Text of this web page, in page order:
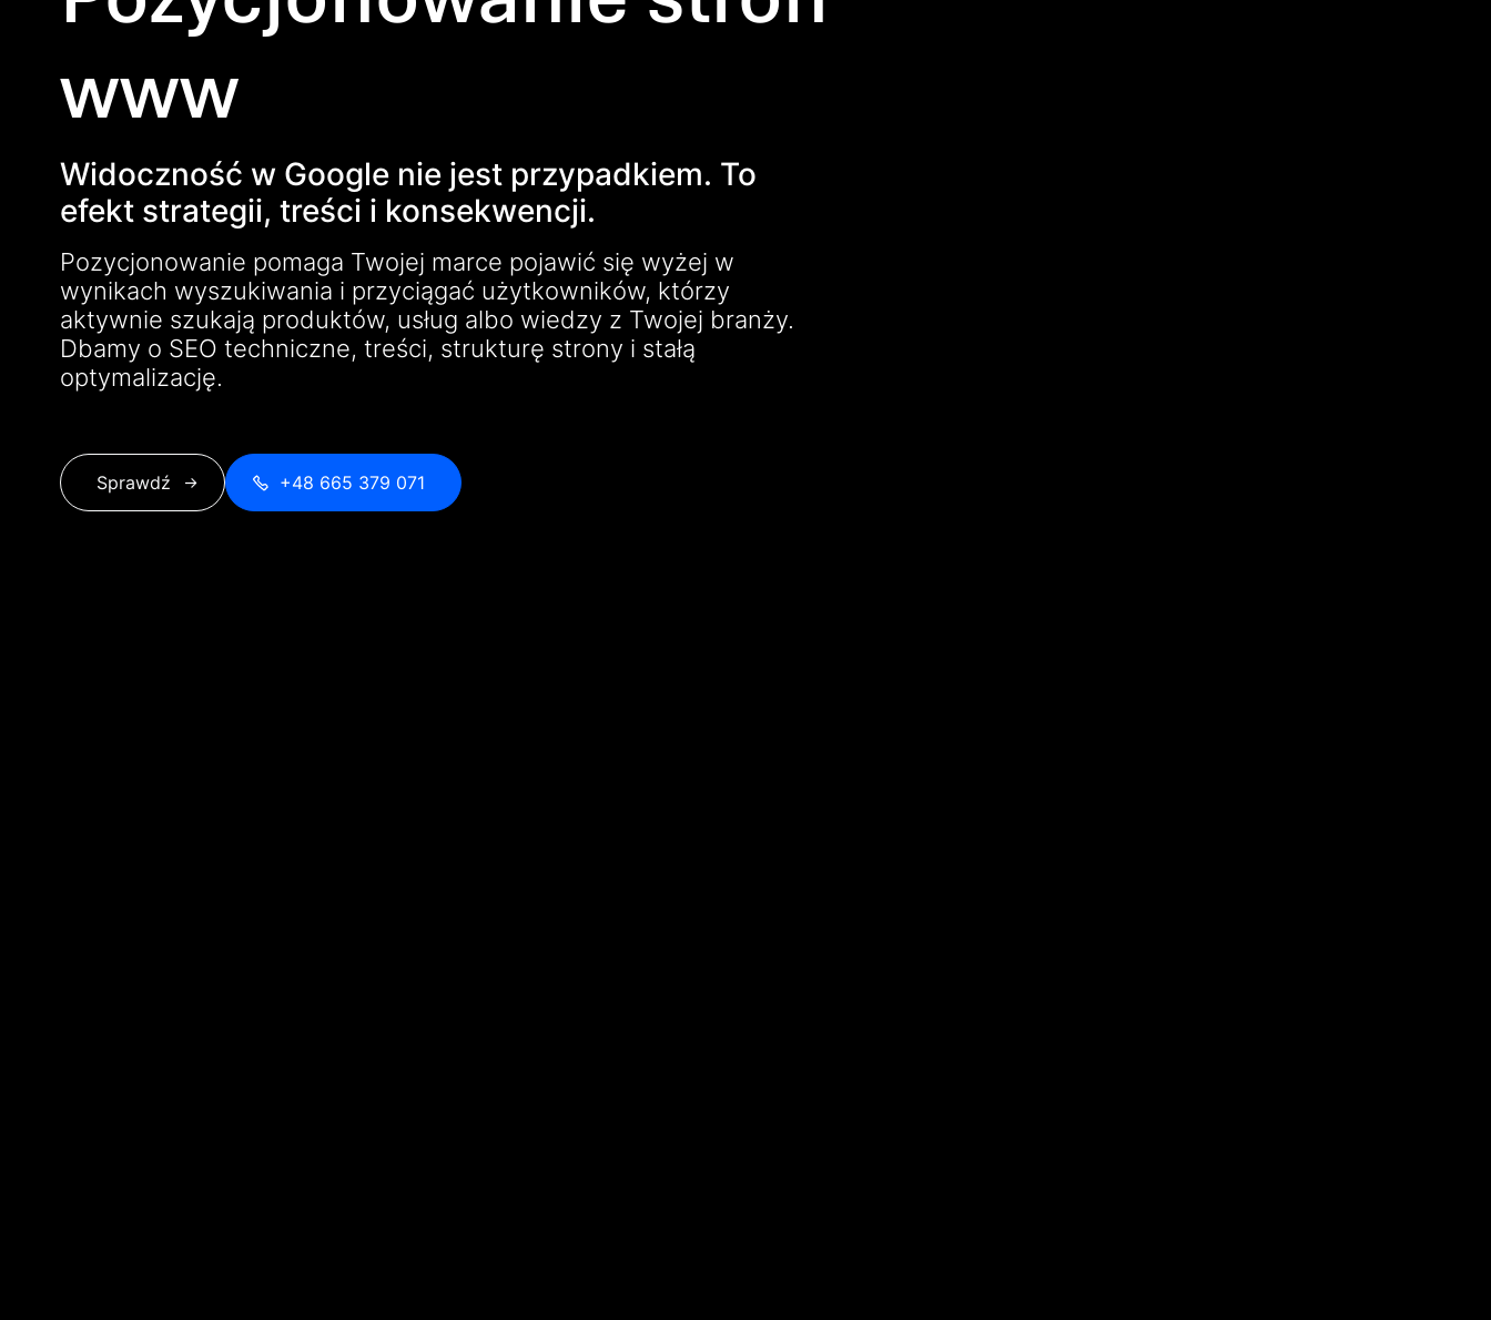
www
Widoczność w Google nie jest przypadkiem. To
efekt strategii, treści i konsekwencji.
Pozycjonowanie pomaga Twojej marce pojawić się wyżej w
wynikach wyszukiwania i przyciągać użytkowników, którzy
aktywnie szukają produktów, usług albo wiedzy z Twojej branży.
Dbamy o SEO techniczne, treści, strukturę strony i stałą
optymalizację.
Sprawdź +48 665 379 071